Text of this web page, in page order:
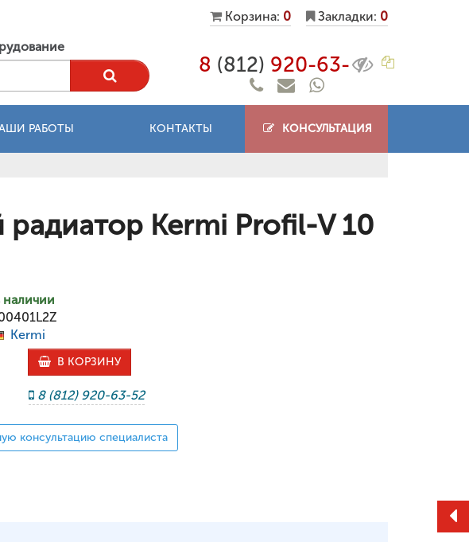
Корзина: 0 Закладки: 0
8 (812) 920-63-
РАБОТЫ КОНТАКТЫ КОНСУЛЬТАЦИЯ
Kermi Profil-V 10
наличии
Kermi
В КОРЗИНУ
8 (812) 920-63-52
консультацию специалиста